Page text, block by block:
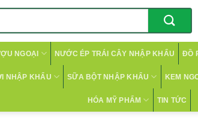
NGOẠI NƯỚC ÉP TRÁI CÂY NHẬP KHẨU ĐỒ
NHẬP KHẨU SỮA BỘT NHẬP KHẨU KEM
HÓA MỸ PHẨM TIN TỨC